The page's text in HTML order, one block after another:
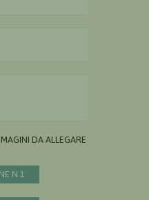
DA ALLEGARE AL
N.1